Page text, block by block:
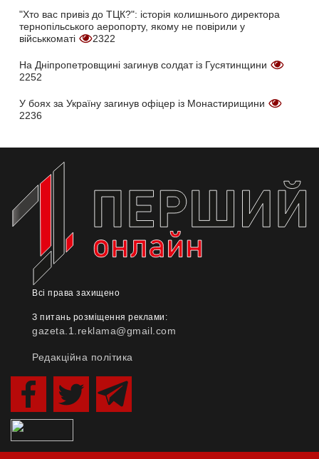
"Хто вас привіз до ТЦК?": історія колишнього директора
тернопільського аеропорту, якому не повірили у
військкоматі
2322
На Дніпропетровщині загинув солдат із Гусятинщини
2252
У боях за Україну загинув офіцер із Монастирищини
2236
Всі права захищено
З питань розміщення реклами:
gazeta.1.reklama@gmail.com
Редакційна політика